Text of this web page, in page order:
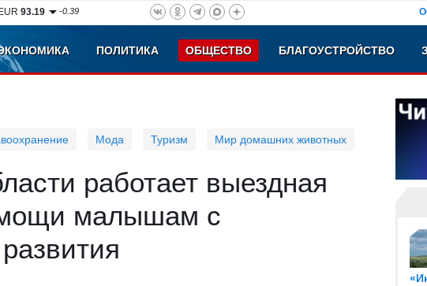
EUR93.19 -0.39
ПОЛИТИКА ОБЩЕСТВО БЛАГОУСТРОЙСТВО
Мода Туризм Мир домашних животных
работает выездная
малышам с